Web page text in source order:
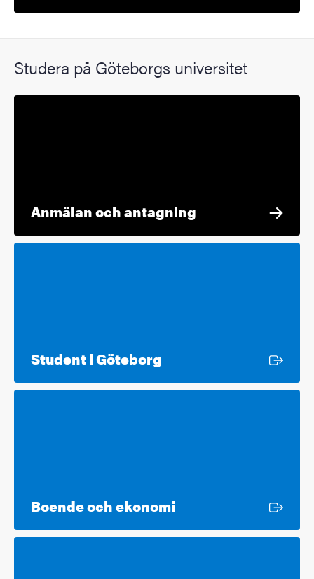
Studera på Göteborgs universitet
Anmälan och antagning
Student i Göteborg
Boende och ekonomi